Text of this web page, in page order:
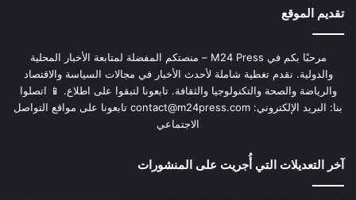
تقديم الموقع
مرحبًا بكم في M24 Press – منصتكم المفضلة لمتابعة الأخبار المحلية
والدولية. نقدم تغطية شاملة لأحدث الأخبار في مجالات السياسة والاقتصاد
والرياضة والصحة والتكنولوجيا والثقافة. تابعونا لتبقوا على اطلاع. 📱 اتصلوا
بنا: البريد الإلكتروني: contact@m24press.com تابعونا على مواقع التواصل
الاجتماعي
آخر التعديلات التي أُجريت على المنشورات